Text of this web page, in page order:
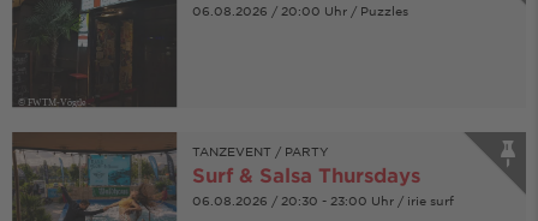
© FWTM-Vögtle
06.08.2026 / 20:00 Uhr / Puzzles
TANZEVENT / PARTY
Surf & Salsa Thursdays
06.08.2026 / 20:30 - 23:00 Uhr / irie surf